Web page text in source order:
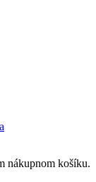
nákupnom košíku.